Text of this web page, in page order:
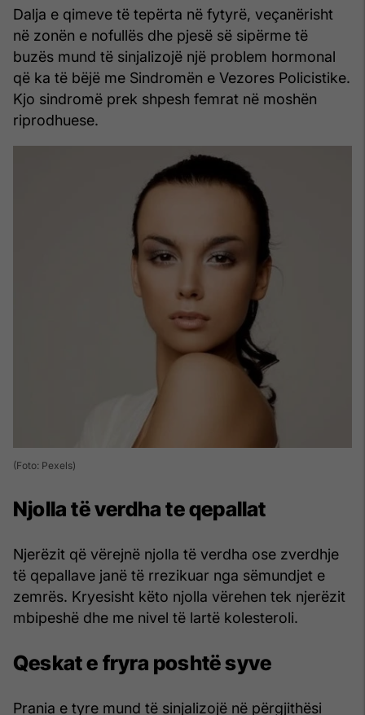
Dalja e qimeve të tepërta në fytyrë, veçanërisht
në zonën e nofullës dhe pjesë së sipërme të
buzës mund të sinjalizojë një problem hormonal
që ka të bëjë me Sindromën e Vezores Policistike.
Kjo sindromë prek shpesh femrat në moshën
riprodhuese.
(Foto: Pexels)
Njolla të verdha te qepallat
Njerëzit që vërejnë njolla të verdha ose zverdhje
të qepallave janë të rrezikuar nga sëmundjet e
zemrës. Kryesisht këto njolla vërehen tek njerëzit
mbipeshë dhe me nivel të lartë kolesteroli.
Qeskat e fryra poshtë syve
Prania e tyre mund të sinjalizojë në përgjithësi